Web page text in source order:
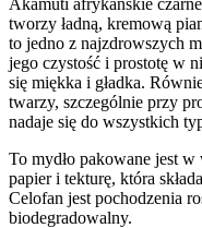
tworzy ładną, kremową
to jedno z najzdrowszych
jego czystość i prostotę w
się miękka i gładka.
twarzy, szczególnie przy
nadaje się do wszystkich
To mydło pakowane jest
papier i tekturę, która
Celofan jest pochodzenia
biodegradowalny.